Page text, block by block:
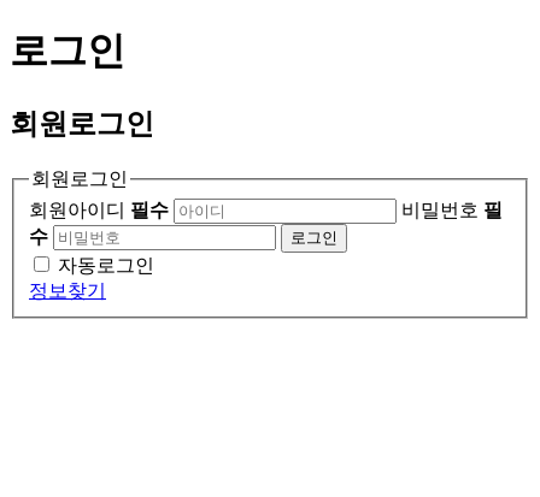
로그인
회원 로그인
회원로그인
회원아이디 필수 비밀번호 필
수
로그인
자동로그인
정보찾기